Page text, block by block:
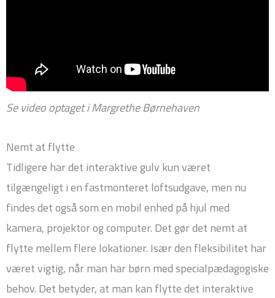
Se video optaget i Margrethe Børnehaven
Nemt at flytte
Tidligere har det interaktive gulv kun været
tilgængeligt i en fastmonteret loftsudgave, men nu
findes det også som en mobil enhed på hjul med
kamera, projektor og computer. Det gør det nemt at
flytte mellem flere lokationer. Især den fleksibilitet har
været vigtig, når man har børn med specialpædagogiske
behov. Det betyder, at man kan flytte det interaktive